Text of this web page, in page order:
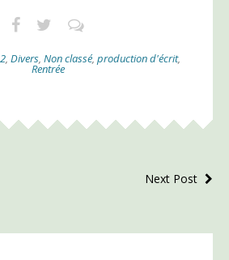
, Divers, Non classé, production d'écrit,
Rentrée
Next Post